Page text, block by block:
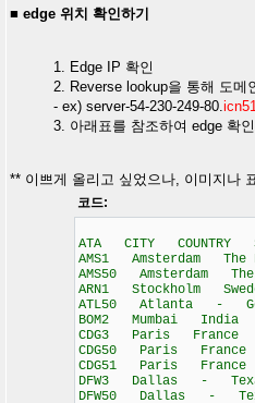
■ edge 위치 확인하기
1. Edge IP 확인
2. Reverse lookup을 통해 도메
- ex) server-54-230-249-80.
3. 아래표를 참조하여 edge 확
** 이쁘게 올리고 싶었으나, 이미지나
코드:
ATA CITY COUNTRY
AMS1 Amsterdam
AMS50 Amsterdam
ARN1 Stockholm
ATL50 Atlanta -
BOM2 Mumbai
CDG3 Paris
CDG50 Paris
CDG51 Paris
DFW3 Dallas -
DFW50 Dallas -